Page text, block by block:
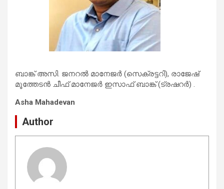
ബാങ്ക് അസി. ജനറൽ മാനേജർ (സെക്രട്ടറി), രാജേഷ്
മൂത്തേടൻ ചീഫ് മാനേജർ ഇസാഫ് ബാങ്ക് (ട്രഷറർ) .
Asha Mahadevan
Author